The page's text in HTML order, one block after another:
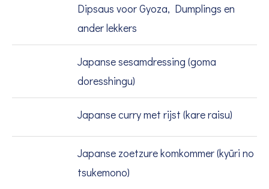
Dipsaus voor Gyoza, Dumplings en
ander lekkers
Japanse sesamdressing (goma
doresshingu)
Japanse curry met rijst (kare raisu)
Japanse zoetzure komkommer (kyūri no
tsukemono)